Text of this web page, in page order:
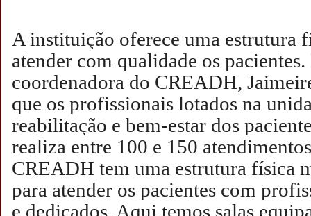
A instituição oferece uma estrutura
atender com qualidade os pacientes.
coordenadora do CREADH,
que os profissionais lotados na
reabilitação e bem-estar dos
realiza entre 100 e 150
CREADH tem uma estrutura física
para atender os pacientes com
e dedicados. Aqui temos salas